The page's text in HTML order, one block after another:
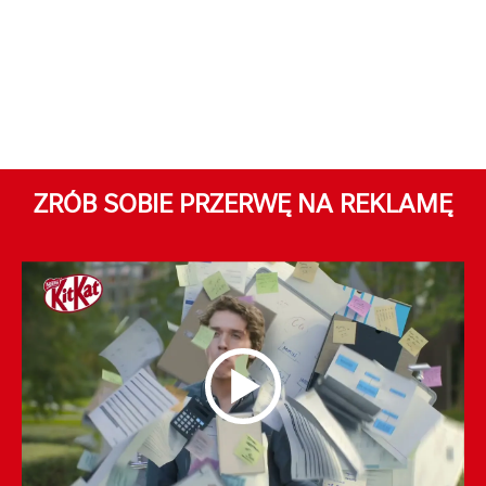
ZRÓB SOBIE PRZERWĘ NA REKLAMĘ